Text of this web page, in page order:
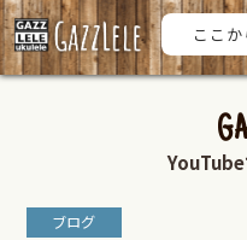
ブログ